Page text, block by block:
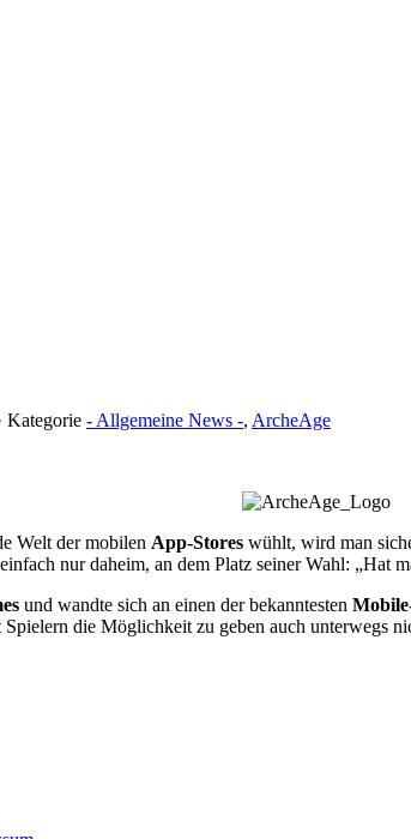
Kategorie - Allgemeine News -, ArcheAge
Welt der mobilen App-Stores wühlt, wird man
nur daheim, an dem Platz seiner Wahl: „Hat
und wandte sich an einen der bekanntesten
Spielern die Möglichkeit zu geben auch unterwegs